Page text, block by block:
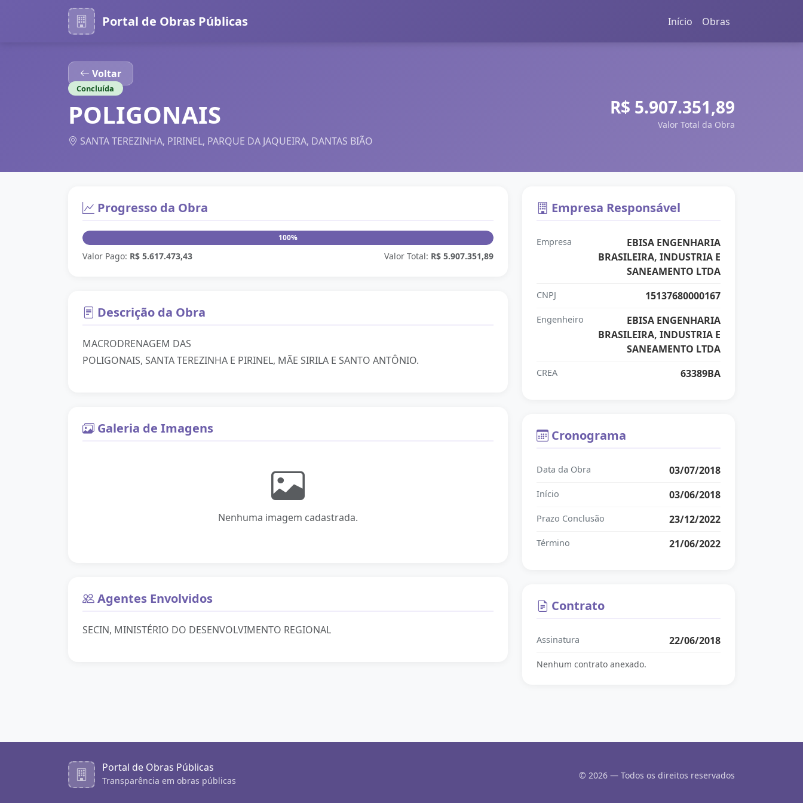
Portal de Obras Públicas Início Obras
Voltar
Concluída
POLIGONAIS
SANTA TEREZINHA, PIRINEL, PARQUE DA JAQUEIRA, DANTAS BIÃO
R$ 5.907.351,89
Valor Total da Obra
Progresso da Obra
100%
Valor Pago: R$ 5.617.473,43 Valor Total: R$ 5.907.351,89
Descrição da Obra
MACRODRENAGEM DAS
POLIGONAIS, SANTA TEREZINHA E PIRINEL, MÃE SIRILA E SANTO ANTÔNIO.
Galeria de Imagens
Nenhuma imagem cadastrada.
Agentes Envolvidos
SECIN, MINISTÉRIO DO DESENVOLVIMENTO REGIONAL
Empresa Responsável
Empresa
EBISA ENGENHARIA
BRASILEIRA, INDUSTRIA E
SANEAMENTO LTDA
CNPJ 15137680000167
Engenheiro
EBISA ENGENHARIA
BRASILEIRA, INDUSTRIA E
SANEAMENTO LTDA
CREA 63389BA
Cronograma
Data da Obra 03/07/2018
Início 03/06/2018
Prazo Conclusão 23/12/2022
Término 21/06/2022
Contrato
Assinatura 22/06/2018
Nenhum contrato anexado.
Portal de Obras Públicas
Transparência em obras públicas © 2026 — Todos os direitos reservados